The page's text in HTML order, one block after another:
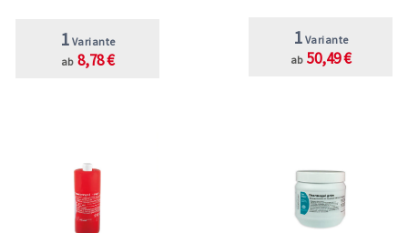
1 Variante
ab 8,78 €
1 Variante
ab 50,49 €